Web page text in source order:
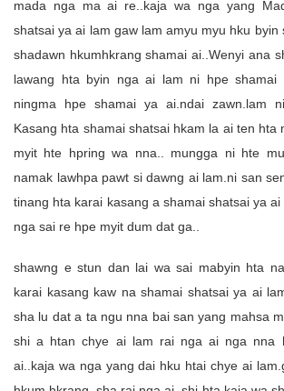
mada nga ma ai re..kaja wa nga yang
shatsai ya ai lam gaw lam amyu myu hku byin
shadawn hkumhkrang shamai ai..Wenyi ana
lawang hta byin nga ai lam ni hpe shamai
ningma hpe shamai ya ai.ndai zawn.lam
Kasang hta shamai shatsai hkam la ai ten hta
myit hte hpring wa nna.. mungga ni hte
namak lawhpa pawt si dawng ai lam.ni san
tinang hta karai kasang a shamai shatsai ya
nga sai re hpe myit dum dat ga..
shawng e stun dan lai wa sai mabyin hta
karai kasang kaw na shamai shatsai ya ai
sha lu dat a ta ngu nna bai san yang mahsa
shi a htan chye ai lam rai nga ai nga nna
ai..kaja wa nga yang dai hku htai chye ai